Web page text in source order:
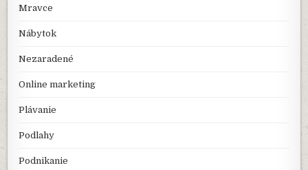
Mravce
Nábytok
Nezaradené
Online marketing
Plávanie
Podlahy
Podnikanie